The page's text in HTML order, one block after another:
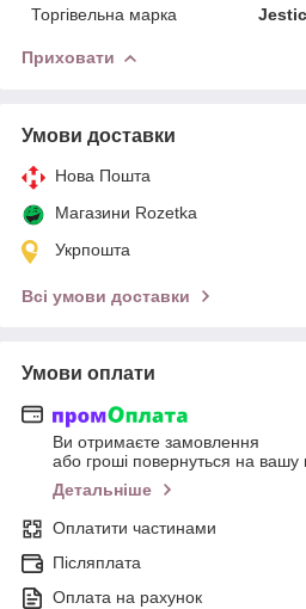
Торгівельна марка
Jestic
Приховати
Умови доставки
Нова Пошта
Магазини Rozetka
Укрпошта
Всі умови доставки
Умови оплати
Ви отримаєте замовлення
або гроші повернуться на вашу
Детальніше
Оплатити частинами
Післяплата
Оплата на рахунок